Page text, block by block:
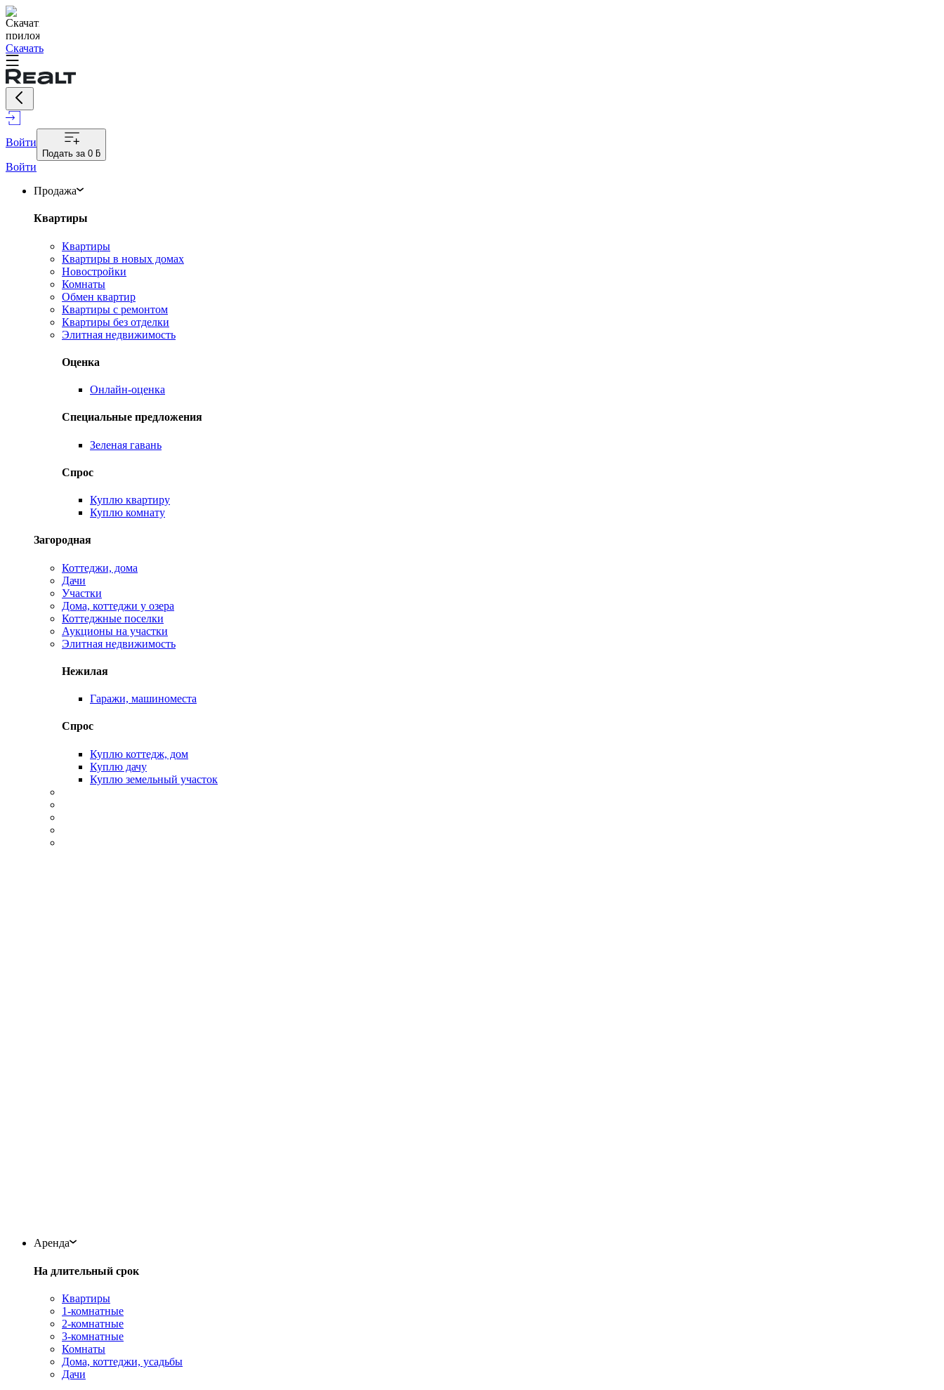
Скачать
Войти
Подать за 0 ƃ
Войти
Продажа
Квартиры
Квартиры
Квартиры в новых домах
Новостройки
Комнаты
Обмен квартир
Квартиры с ремонтом
Квартиры без отделки
Элитная недвижимость
Оценка
Онлайн-оценка
Специальные предложения
Зеленая гавань
Спрос
Куплю квартиру
Куплю комнату
Загородная
Коттеджи, дома
Дачи
Участки
Дома, коттеджи у озера
Коттеджные поселки
Аукционы на участки
Элитная недвижимость
Нежилая
Гаражи, машиноместа
Спрос
Куплю коттедж, дом
Куплю дачу
Куплю земельный участок
Аренда
На длительный срок
Квартиры
1-комнатные
2-комнатные
3-комнатные
Комнаты
Дома, коттеджи, усадьбы
Дачи